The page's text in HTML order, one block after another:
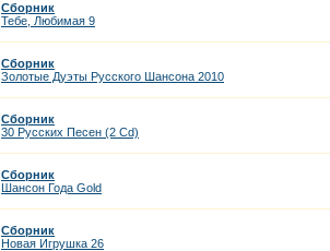
Сборник
Тебе, Любимая 9
Сборник
Золотые Дуэты Русского Шансона 2010
Сборник
30 Русских Песен (2 Cd)
Сборник
Шансон Года Gold
Сборник
Новая Игрушка 26